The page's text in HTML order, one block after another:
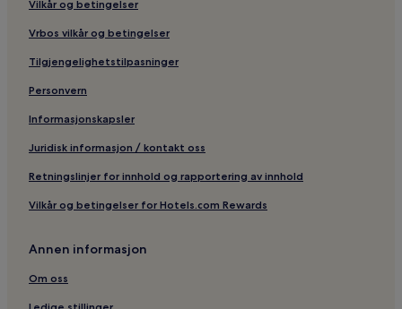
Vilkår og betingelser
Vrbos vilkår og betingelser
Tilgjengelighetstilpasninger
Personvern
Informasjonskapsler
Juridisk informasjon / kontakt oss
Retningslinjer for innhold og rapportering av innhold
Vilkår og betingelser for Hotels.com Rewards
Annen informasjon
Om oss